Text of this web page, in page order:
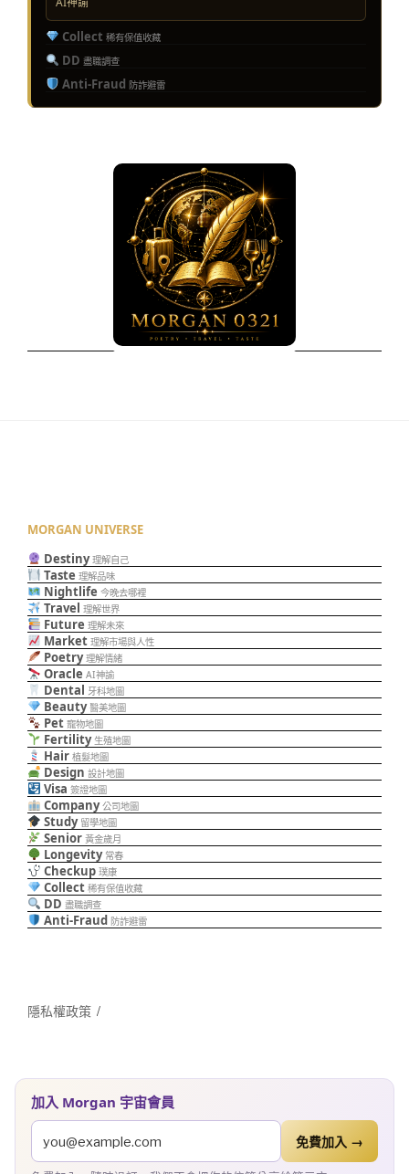
Collect 稀有保值收藏
DD 盡職調查
Anti-Fraud 防詐避雷
MORGAN UNIVERSE
Destiny 理解自己
Taste 理解品味
Nightlife 今晚去哪裡
Travel 理解世界
Future 理解未來
Market 理解市場與人性
Poetry 理解情緒
Oracle AI神諭
Dental 牙科地圖
Beauty 醫美地圖
Pet 寵物地圖
Fertility 生殖地圖
Hair 植髮地圖
Design 設計地圖
Visa 簽證地圖
Company 公司地圖
Study 留學地圖
Senior 黃金歲月
Longevity 常春
Checkup 璞康
Collect 稀有保值收藏
DD 盡職調查
Anti-Fraud 防詐避雷
隱私權政策
加入 Morgan 宇宙會員
免費加入 →